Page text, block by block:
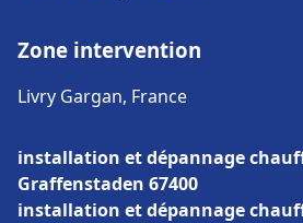
Zone intervention
Livry Gargan, France
installation et dépannage
Graffenstaden 67400
installation et dépannage